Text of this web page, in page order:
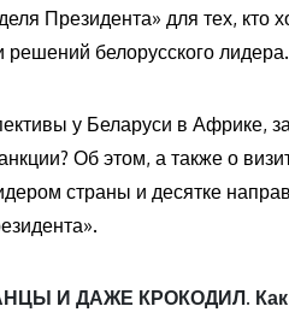
Президента» для тех, кто
решений белорусского лидера.
у Беларуси в Африке,
Об этом, а также о
страны и десятке
И ДАЖЕ КРОКОДИЛ. Как